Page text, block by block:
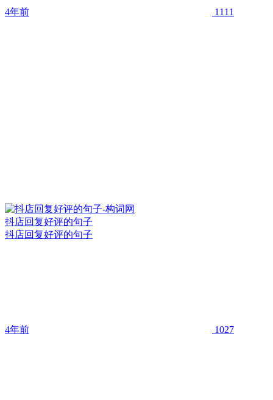
4年前 1111
抖店回复好评的句子
抖店回复好评的句子
4年前 1027